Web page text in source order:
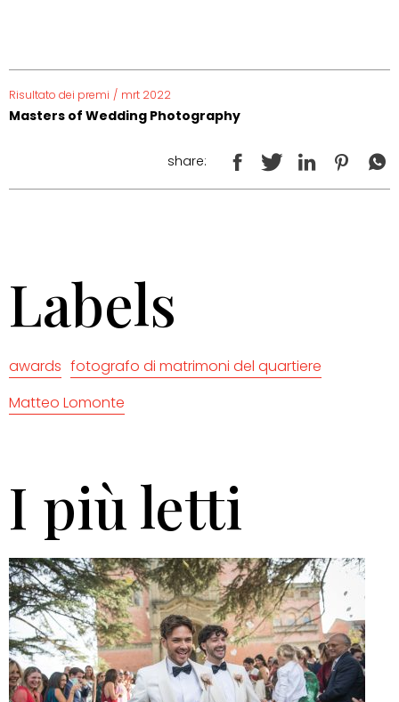
Risultato dei premi / mrt 2022
Masters of Wedding Photography
share:
Labels
awards fotografo di matrimoni del quartiere
Matteo Lomonte
I più letti